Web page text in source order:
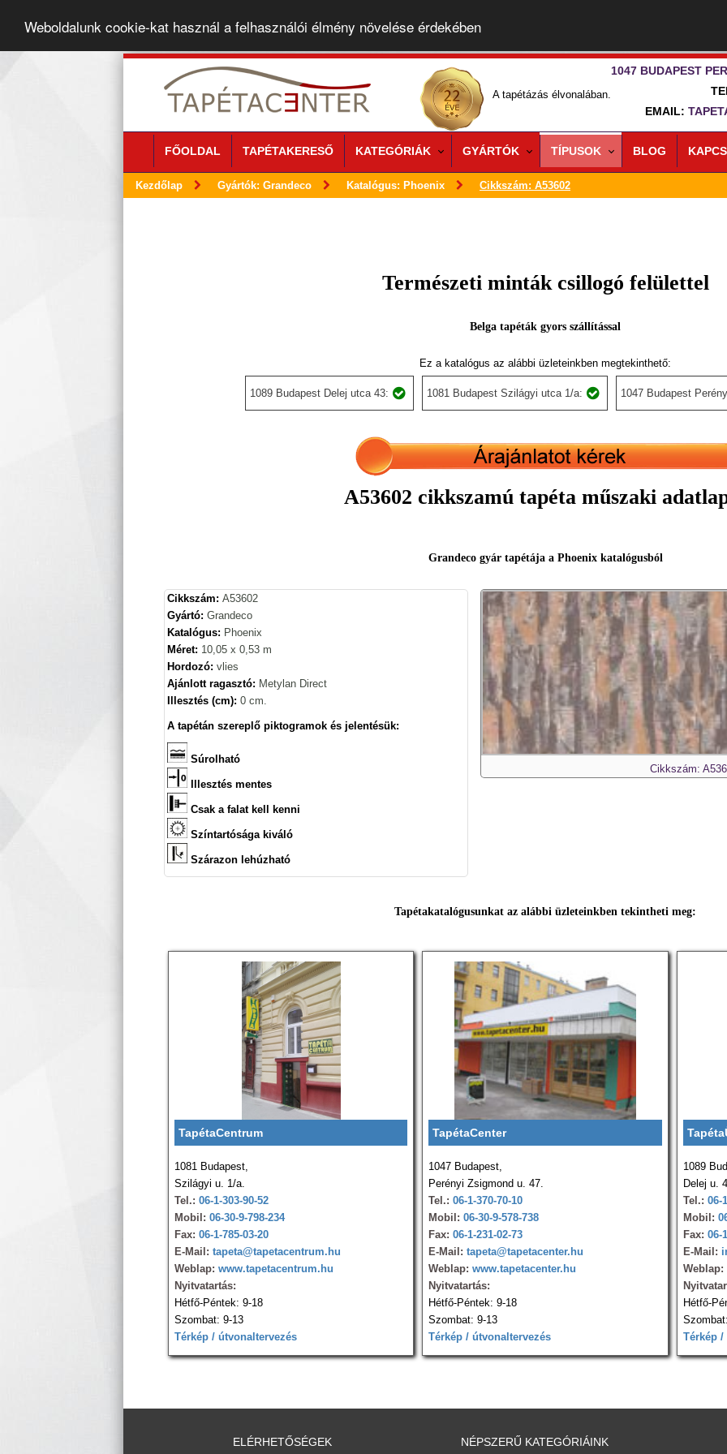
Weboldalunk cookie-kat használ a felhasználói élmény növelése érdekében
A tapétázás élvonalában.
1047 BUDAPEST
EMAIL:
FŐOLDAL TAPÉTAKERESŐ KATEGÓRIÁK GYÁRTÓK TÍPUSOK BLOG
Kezdőlap Gyártók: Grandeco Katalógus: Phoenix Cikkszám: A53602
Természeti minták csillogó felülettel
Belga tapéták gyors szállítással
Ez a katalógus az alábbi üzleteinkben megtekinthető:
1089 Budapest Delej utca 43: 1081 Budapest Szilágyi utca 1/a: 1047 Budapest
A53602 cikkszamú tapéta műszaki
Grandeco gyár tapétája a Phoenix katalógusból
Cikkszám: A53602
Gyártó: Grandeco
Katalógus: Phoenix
Méret: 10,05 x 0,53 m
Hordozó: vlies
Ajánlott ragasztó: Metylan Direct
Illesztés (cm): 0 cm.
A tapétán szereplő piktogramok és jelentésük:
Súrolható
Illesztés mentes
Csak a falat kell kenni
Színtartósága kiváló
Szárazon lehúzható
Cikkszám:
Tapétakatalógusunkat az alábbi üzleteinkben tekintheti meg:
TapétaCentrum
1081 Budapest,
Szilágyi u. 1/a.
Tel.: 06-1-303-90-52
Mobil: 06-30-9-798-234
Fax: 06-1-785-03-20
E-Mail: tapeta@tapetacentrum.hu
Weblap: www.tapetacentrum.hu
Nyitvatartás:
Hétfő-Péntek: 9-18
Szombat: 9-13
Térkép / útvonaltervezés
TapétaCenter
1047 Budapest,
Perényi Zsigmond u. 47.
Tel.: 06-1-370-70-10
Mobil: 06-30-9-578-738
Fax: 06-1-231-02-73
E-Mail: tapeta@tapetacenter.hu
Weblap: www.tapetacenter.hu
Nyitvatartás:
Hétfő-Péntek: 9-18
Szombat: 9-13
Térkép / útvonaltervezés
1089
Delej u.
Tel.: 06-
Mobil:
Fax: 06-
E-Mail:
Weblap:
Hétfő-
Térkép /
ELÉRHETŐSÉGEK NÉPSZERŰ KATEGÓRIÁINK